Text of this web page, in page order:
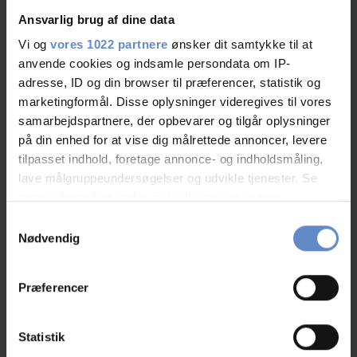
Ansvarlig brug af dine data
Vi og vores 1022 partnere ønsker dit samtykke til at
anvende cookies og indsamle persondata om IP-
adresse, ID og din browser til præferencer, statistik og
marketingformål. Disse oplysninger videregives til vores
samarbejdspartnere, der opbevarer og tilgår oplysninger
på din enhed for at vise dig målrettede annoncer, levere
tilpasset indhold, foretage annonce- og indholdsmåling,
lave målgruppeundersøgelser og udvikle tjenester. Se
tilbage eller ændre indstillinger fra vores
"Cookiedeklaration", eller ved at trykke på "Privacy
Indsamle præcise oplysninger om din placering,
Nødvendig
Præferencer
Statistik
Modtag Danhostel nyhedsbrev
Få konkurrencer, eksklusive tilbud, rejseinfo m.m.
MAIL VEDRØRENDE JERES PRODUKTSORTIMENT
oplysninger
Abonner